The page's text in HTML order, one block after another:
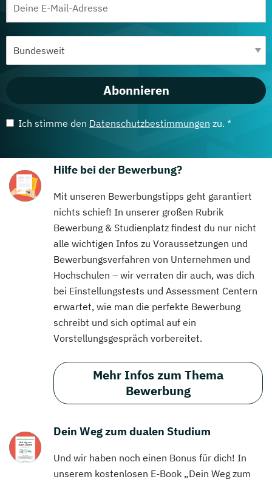
Abonnieren
Ich stimme den Datenschutzbestimmungen zu. *
Hilfe bei der Bewerbung?
Mit unseren Bewerbungstipps geht garantiert
nichts schief! In unserer großen Rubrik
Bewerbung & Studienplatz findest du nur nicht
alle wichtigen Infos zu Voraussetzungen und
Bewerbungsverfahren von Unternehmen und
Hochschulen – wir verraten dir auch, was dich
bei Einstellungstests und Assessment Centern
erwartet, wie man die perfekte Bewerbung
schreibt und sich optimal auf ein
Vorstellungsgespräch vorbereitet.
Mehr Infos zum Thema
Bewerbung
Dein Weg zum dualen Studium
Und wir haben noch einen Bonus für dich! In
unserem kostenlosen E-Book „Dein Weg zum